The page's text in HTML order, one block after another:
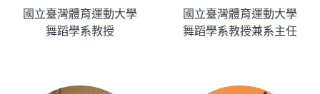
國立臺灣體育運動大學
舞蹈學系教授
國立臺灣體育運動大學
舞蹈學系教授兼系主任